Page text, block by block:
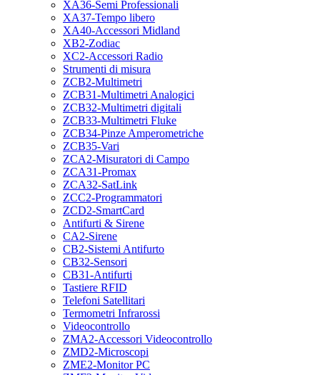
XA36-Semi Professionali
XA37-Tempo libero
XA40-Accessori Midland
XB2-Zodiac
XC2-Accessori Radio
Strumenti di misura
ZCB2-Multimetri
ZCB31-Multimetri Analogici
ZCB32-Multimetri digitali
ZCB33-Multimetri Fluke
ZCB34-Pinze Amperometriche
ZCB35-Vari
ZCA2-Misuratori di Campo
ZCA31-Promax
ZCA32-SatLink
ZCC2-Programmatori
ZCD2-SmartCard
Antifurti & Sirene
CA2-Sirene
CB2-Sistemi Antifurto
CB32-Sensori
CB31-Antifurti
Tastiere RFID
Telefoni Satellitari
Termometri Infrarossi
Videocontrollo
ZMA2-Accessori Videocontrollo
ZMD2-Microscopi
ZME2-Monitor PC